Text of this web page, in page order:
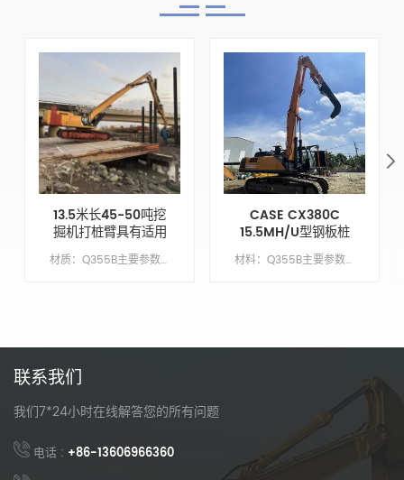
13.5米长45-50吨挖
掘机打桩臂具有适用
于Cat350的打桩深
度 材质：Q355B主要参数模型CAT350动臂长度9.6M臂长4.2米锤头臂XM手臂油缸类型外贸类型（国外）配重X吨
CASE CX380C
15.5MH/U型钢板桩
围堰驱动臂 材料：Q355B主要参数模型CX380C繁荣长度10.5 米臂长5米臂缸类型外贸类型（外国）配重7吨
联系我们
我们7*24小时在线解答您的所有问题
电话 : +86-13606966360